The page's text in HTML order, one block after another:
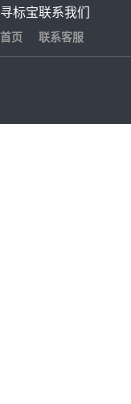
寻标宝
首页
联系我们
联系客服